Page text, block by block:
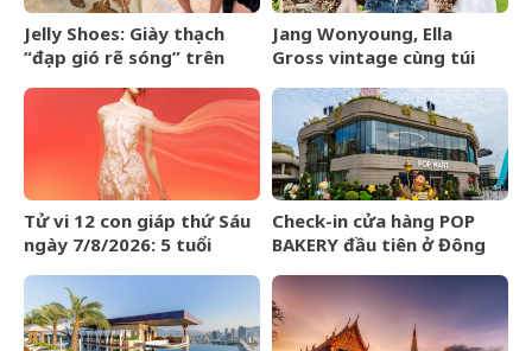
Jelly Shoes: Giày thạch
“đạp gió rẽ sóng” trên
2/2026
Jang Wonyoung, Ella
Gross vintage cùng túi
Tử vi 12 con giáp thứ Sáu
ngày 7/8/2026: 5 tuổi
Check-in cửa hàng POP
BAKERY đầu tiên ở Đông